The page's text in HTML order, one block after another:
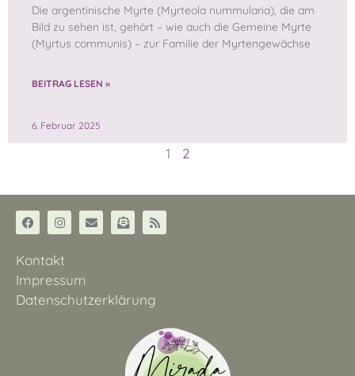
Die argentinische Myrte (Myrteola nummularia), die am
Bild zu sehen ist, gehört – wie auch die Gemeine Myrte
(Myrtus communis) – zur Familie der Myrtengewächse
BEITRAG LESEN »
6. Februar 2025
1 2
Kontakt
Impressum
Datenschutzerklärung